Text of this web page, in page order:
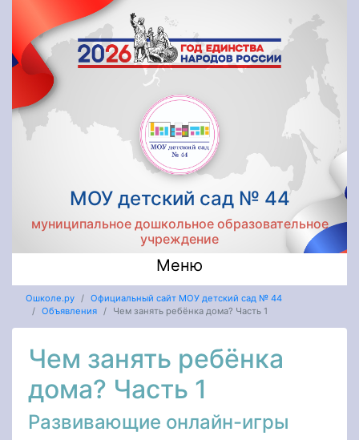
МОУ детский сад № 44
муниципальное дошкольное образовательное
учреждение
Меню
Ошколе.ру
Официальный сайт МОУ детский сад № 44
Объявления
Чем занять ребёнка дома? Часть 1
Чем занять ребёнка
дома? Часть 1
Развивающие онлайн-игры